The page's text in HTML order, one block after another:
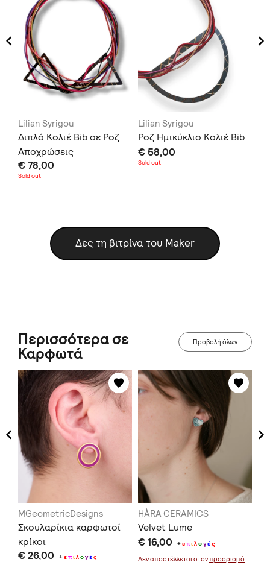
Lilian Syrigou
Διπλό Κολιέ Bib σε Ροζ
Αποχρώσεις
€ 78,00
Sold out
Lilian Syrigou
Ροζ Ημικύκλιο Κολιέ Bib
€ 58,00
Sold out
Δες τη βιτρίνα του Maker
Περισσότερα σε
Καρφωτά
Προβολή όλων
MGeometricDesigns
Σκουλαρίκια καρφωτοί
κρίκοι
€ 26,00 +επιλογές
HÀRA CERAMICS
Velvet Lume
€ 16,00 +επιλογές
Δεν αποστέλλεται στονπροορισμό